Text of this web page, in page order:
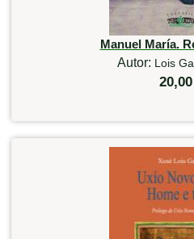
Manuel María.
Autor: Lois